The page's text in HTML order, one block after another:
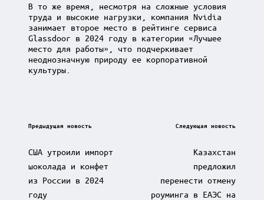
В то же время, несмотря на сложные условия
труда и высокие нагрузки, компания Nvidia
занимает второе место в рейтинге сервиса
Glassdoor в 2024 году в категории «Лучшее
место для работы», что подчеркивает
неоднозначную природу ее корпоративной
культуры.
Post
Предыдущая новость
США утроили импорт
шоколада и конфет
из России в 2024
году
Следующая новость
Казахстан
предложил
перенести отмену
роуминга в ЕАЭС на